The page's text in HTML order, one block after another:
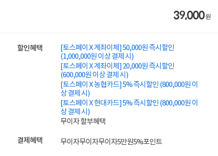
39,000원
할인혜택
[토스페이 X 계좌이체] 50,000원 즉시할인
(1,000,000원 이상 결제 시)
[토스페이 X 계좌이체] 20,000원 즉시할인
(600,000원 이상 결제 시)
[토스페이 X 농협카드] 5% 즉시할인 (800,000원 이
상 결제 시)
[토스페이 X 현대카드] 5% 즉시할인 (800,000원 이
상 결제 시)
무이자 할부혜택
결제혜택 무이자무이자무이자5만원5%포인트